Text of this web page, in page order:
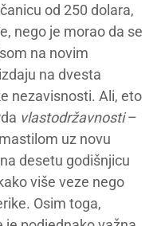
od 250 dolara,
nego je morao da se
na novim
na dvesta
nezavisnosti. Ali, eto
vlastodržavnosti–
uz novu
desetu godišnjicu
više veze nego
Osim toga,